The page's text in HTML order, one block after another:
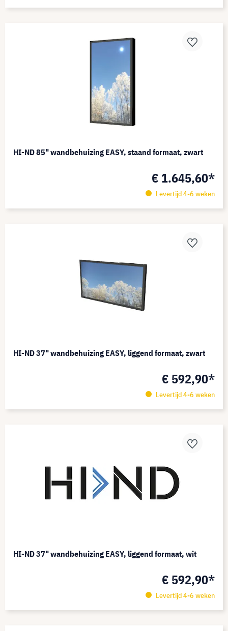
HI-ND 85" wandbehuizing EASY, staand formaat, zwart
€ 1.645,60*
Levertijd 4-6 weken
HI-ND 37" wandbehuizing EASY, liggend formaat, zwart
€ 592,90*
Levertijd 4-6 weken
HI-ND 37" wandbehuizing EASY, liggend formaat, wit
€ 592,90*
Levertijd 4-6 weken